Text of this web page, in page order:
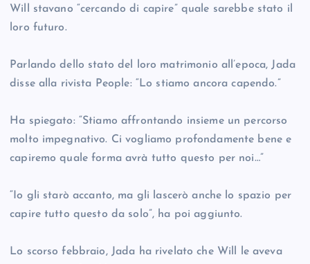
Will stavano “cercando di capire” quale sarebbe stato il
loro futuro.
Parlando dello stato del loro matrimonio all’epoca, Jada
disse alla rivista People: “Lo stiamo ancora capendo.”
Ha spiegato: “Stiamo affrontando insieme un percorso
molto impegnativo. Ci vogliamo profondamente bene e
capiremo quale forma avrà tutto questo per noi…”
“Io gli starò accanto, ma gli lascerò anche lo spazio per
capire tutto questo da solo”, ha poi aggiunto.
Lo scorso febbraio, Jada ha rivelato che Will le aveva